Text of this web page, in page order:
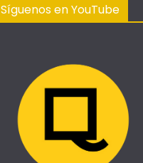
Síguenos en YouTube